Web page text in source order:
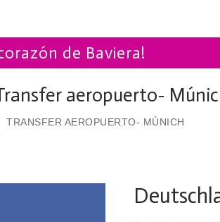
de Baviera!
aeropuerto-
TRANSFER AEROPUERTO- MÚNICH